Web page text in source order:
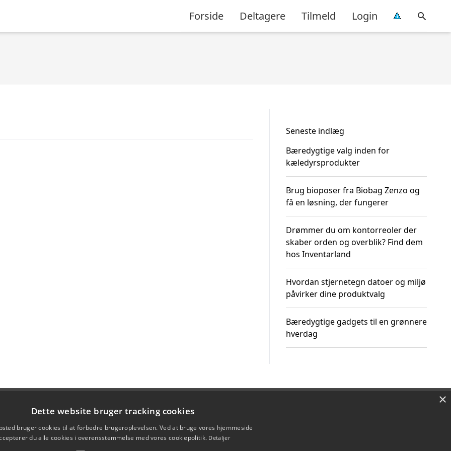
Forside Deltagere Tilmeld Login
Seneste indlæg
Bæredygtige valg inden for
kæledyrsprodukter
Brug bioposer fra Biobag Zenzo og
få en løsning, der fungerer
Drømmer du om kontorreoler der
skaber orden og overblik? Find dem
hos Inventarland
Hvordan stjernetegn datoer og miljø
påvirker dine produktvalg
Bæredygtige gadgets til en grønnere
hverdag
×
Dette website bruger tracking cookies
bruger cookies til at forbedre brugeroplevelsen. Ved at bruge vores hjemmeside
du alle cookies i overensstemmelse med vores cookiepolitik. Detaljer